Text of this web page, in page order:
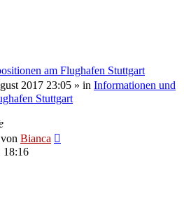
am Flughafen Stuttgart
2017 23:05 » in Informationen und
Stuttgart
von Bianca
18:16